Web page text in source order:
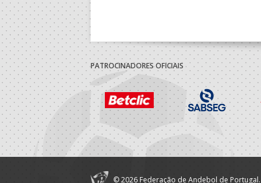
PATROCINADORES OFICIAIS
© 2026 Federação de Andebol de